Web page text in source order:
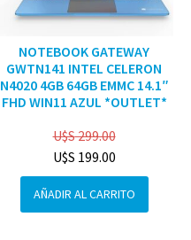
NOTEBOOK GATEWAY
GWTN141 INTEL CELERON
N4020 4GB 64GB EMMC 14.1″
FHD WIN11 AZUL *OUTLET*
U$S299.00
U$S 199.00
AÑADIR AL CARRITO